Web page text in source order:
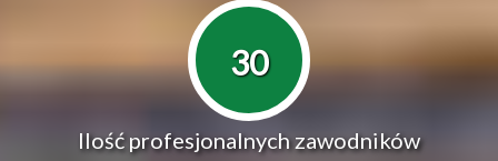
30
Ilość profesjonalnych zawodników